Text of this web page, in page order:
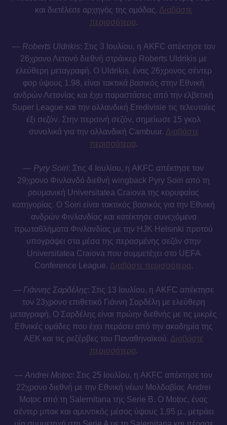
και διετέλεσε αρχηγός της ομάδας. Διαβάστε
περισσότερα.
— Roberts Uldriķis: Στις 3 Ιουλίου, η AKFC απέκτησε τον
26χρονο Λετονό διεθνή στράικερ Roberts Uldriķis με
ελεύθερη μεταγραφή. Ο Uldriķis, ένας 26χρονος σέντερ
φορ ύψους 1.98, είναι τακτικά βασικός στην Εθνική
ανδρών Λετονίας και έχει παραστάσεις από την ελβετική
Super League και την ολλανδική Eredivisie τις τελευταίες
έξι σεζόν. Στην περσινή σεζόν, σημείωσε 15 γκολ
συνολικά για την ολλανδική Cambuur. Διαβάστε
περισσότερα.
— Pyry Soiri: Στις 4 Ιουλίου, η AKFC απέκτησε τον
29χρονο Φινλανδό διεθνή wingback Pyry Soiri από τη
ρουμανική Universitatea Craiova της κορυφαίας
κατηγορίας. Ο Soiri είναι τακτικός βασικός για την Εθνική
ανδρών Φινλανδίας και κατέκτησε συνεχόμενα
πρωταθλήματα Φινλανδίας με την HJK Helsinki προτού
υπογράψει στα μέσα της περασμένης σεζόν στην
Universitatea Craiova που συμμετέχει στο UEFA
Conference League. Διαβάστε περισσότερα.
— Γιάννης Σαρδέλης: Στις 13 Ιουλίου, η AKFC απέκτησε
τον 23χρονο επιθετικό Γιάννη Σαρδέλη με ελεύθερη
μεταγραφή. Ο Σαρδέλης είναι πρώην διεθνής με τις μικρές
Εθνικές ομάδες που έχει περάσει από την ακαδημία της
ΑΕΚ και τις ρεζέρβες του Παναθηναϊκού. Διαβάστε
περισσότερα.
— Andrei Moțoc: Στις 25 Ιουλίου, η AKFC απέκτησε τον
22χρονο διεθνή με την Εθνική νέων Μολδαβίας Andrei
Moțoc από τη Salernitana της Serie B. Ο Moțoc, ένας
σέντερ μπακ και αμυντικός μέσος ύψους 1,95 μ., μετράει